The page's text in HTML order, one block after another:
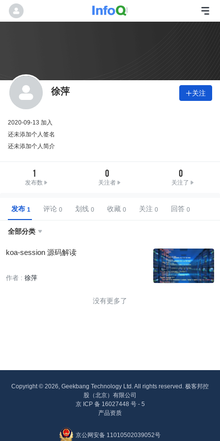
徐萍 关注
2020-09-13 加入
还未添加个人签名
还未添加个人简介
1
发布数
0
关注者
0
关注了
发布 评论 划线 收藏 关注 回答
全部分类 
koa-session 源码解读
作者 : 徐萍
没有更多了
Copyright © 2026, Geekbang Technology Ltd. All rights reserved. 极客邦控
股（北京）有限公司
京 ICP 备 16027448 号 - 5
产品资质
京公网安备 11010502039052号